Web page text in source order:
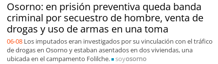
Osorno: en prisión preventiva queda banda
criminal por secuestro de hombre, venta de
drogas y uso de armas en una toma
06-08 Los imputados eran investigados por su vinculación con el tráfico
de drogas en Osorno y estaban asentados en dos viviendas, una
ubicada en el campamento Folilche.
soyosorno